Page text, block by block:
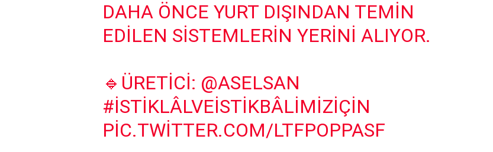
DAHA ÖNCE YURT DIŞINDAN TEMIN
EDILEN SISTEMLERIN YERINI ALIYOR.
🔹ÜRETICI: @ASELSAN
#İSTIKLÂLVEİSTIKBÂLIMIZİÇIN
PIC.TWITTER.COM/LTFPOPPASF